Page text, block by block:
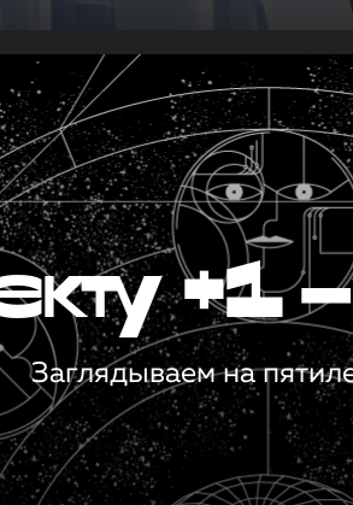
+1
Заглядываем на